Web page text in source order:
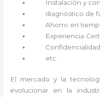
Instalación y
diagnóstico de
Ahorro en
Experiencia
Confidencialidad
etc
El mercado y la
evolucionar en la